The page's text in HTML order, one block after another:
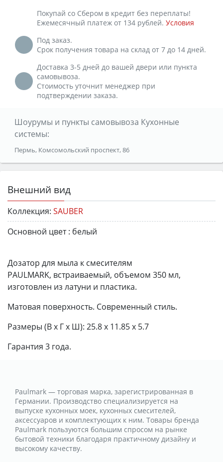
Покупай со Сбером в кредит без переплаты!
Ежемесячный платеж от 134 рублей. Условия
Под заказ.
Срок получения товара на склад от 7 до 14 дней.
Доставка 3-5 дней до вашей двери или пункта
самовывоза.
Стоимость уточнит менеджер при
подтверждении заказа.
Шоурумы и пункты самовывоза Кухонные
системы:
Пермь, Комсомольский проспект, 86
Внешний вид
Коллекция: SAUBER
Основной цвет : белый
Дозатор для мыла к смесителям
PAULMARK, встраиваемый, объемом 350 мл,
изготовлен из латуни и пластика.
Матовая поверхность. Современный стиль.
Размеры (В x Г x Ш): 25.8 x 11.85 x 5.7
Гарантия 3 года.
Paulmark — торговая марка, зарегистрированная в
Германии. Производство специализируется на
выпуске кухонных моек, кухонных смесителей,
аксессуаров и комплектующих к ним. Товары бренда
Paulmark пользуются большим спросом на рынке
бытовой техники благодаря практичному дизайну и
высокому качеству.